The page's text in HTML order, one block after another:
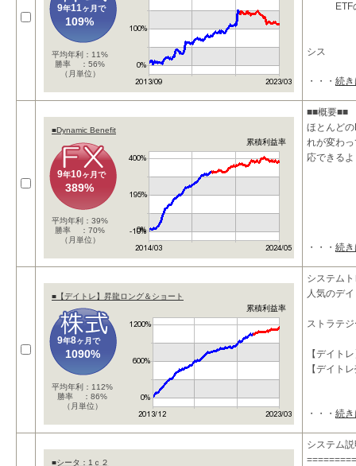
9年11ヶ月で
109%
平均年利：11%
勝率 ：56%
（月単位）
ETFのみ
シス
・・・ 続
■Dynamic Benefit
累積利益率
9年10ヶ月で
389%
平均年利：39%
勝率 ：70%
（月単位）
■■概要■■
ほとんど
れが変わ
応できる
・・・ 続
■【デイトレ】昇龍ロング＆ショート
累積利益率
9年8ヶ月で
1090%
平均年利：112%
勝率 ：86%
（月単位）
システム
人気のデ
ストラテ
【デイト
【デイト
・・・ 続
■シータ：1ｃ２
システム